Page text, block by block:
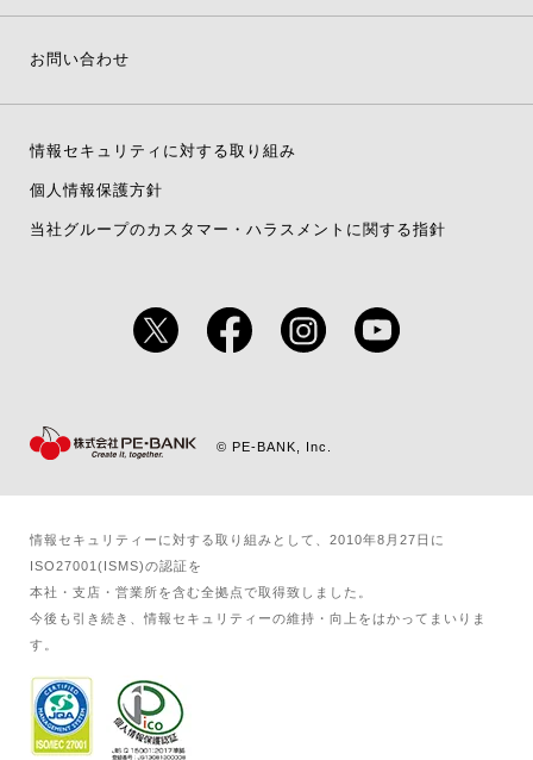
お問い合わせ
情報セキュリティに対する取り組み
個人情報保護方針
当社グループのカスタマー・ハラスメントに関する指針
© PE-BANK, Inc.
情報セキュリティーに対する取り組みとして、2010年8月27日に
ISO27001(ISMS)の認証を​
本社・支店・営業所を含む全拠点で取得致しました。​
今後も引き続き、情報セキュリティーの維持・向上をはかってまいりま
す。​